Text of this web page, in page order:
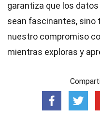
garantiza que los
sean fascinantes, sino
nuestro compromiso
mientras exploras y